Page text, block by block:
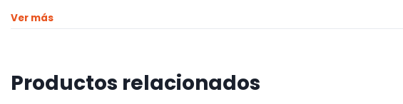
Envíos Flex en el día.
————————————
Retiros
Ver más
Productos relacionados